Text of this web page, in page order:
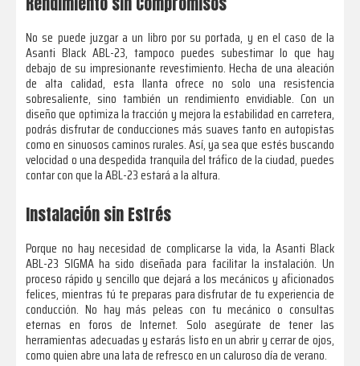
No se puede juzgar a un libro por su portada, y en el caso de la
Asanti Black ABL-23, tampoco puedes subestimar lo que hay
debajo de su impresionante revestimiento. Hecha de una aleación
de alta calidad, esta llanta ofrece no solo una resistencia
sobresaliente, sino también un rendimiento envidiable. Con un
diseño que optimiza la tracción y mejora la estabilidad en carretera,
podrás disfrutar de conducciones más suaves tanto en autopistas
como en sinuosos caminos rurales. Así, ya sea que estés buscando
velocidad o una despedida tranquila del tráfico de la ciudad, puedes
contar con que la ABL-23 estará a la altura.
Instalación sin Estrés
Porque no hay necesidad de complicarse la vida, la Asanti Black
ABL-23 SIGMA ha sido diseñada para facilitar la instalación. Un
proceso rápido y sencillo que dejará a los mecánicos y aficionados
felices, mientras tú te preparas para disfrutar de tu experiencia de
conducción. No hay más peleas con tu mecánico o consultas
eternas en foros de Internet. Solo asegúrate de tener las
herramientas adecuadas y estarás listo en un abrir y cerrar de ojos,
como quien abre una lata de refresco en un caluroso día de verano.